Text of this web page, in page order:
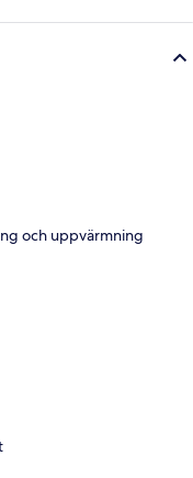
och uppvärmning